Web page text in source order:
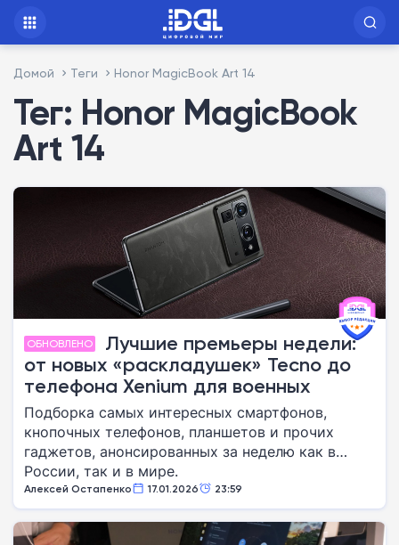
Домой Теги Honor MagicBook Art 14
Тег: Honor MagicBook
Art 14
ОБНОВЛЕНО
Лучшие премьеры недели:
от новых «раскладушек» Tecno до
телефона Xenium для военных
Подборка самых интересных смартфонов,
кнопочных телефонов, планшетов и прочих
гаджетов, анонсированных за неделю как в
России, так и в мире.
Алексей Остапенко 17.01.2026 23:59